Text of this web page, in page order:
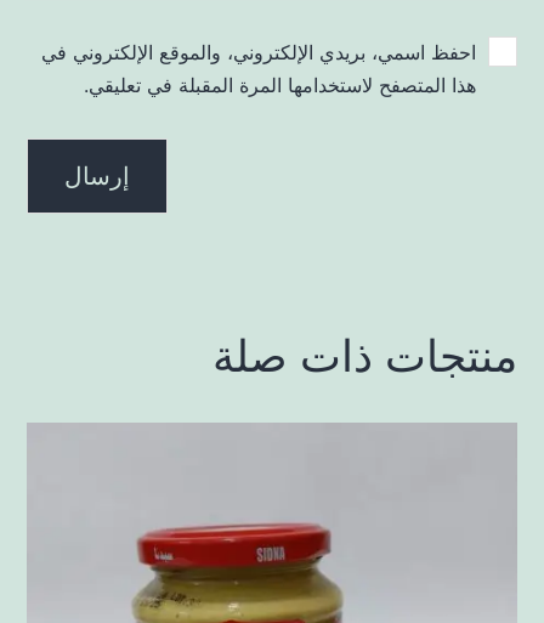
احفظ اسمي، بريدي الإلكتروني، والموقع الإلكتروني في
هذا المتصفح لاستخدامها المرة المقبلة في تعليقي.
منتجات ذات صلة